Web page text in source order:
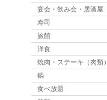
宴会・飲み会・居酒屋
寿司
旅館
洋食
焼肉・ステーキ（肉類）
鍋
食べ放題